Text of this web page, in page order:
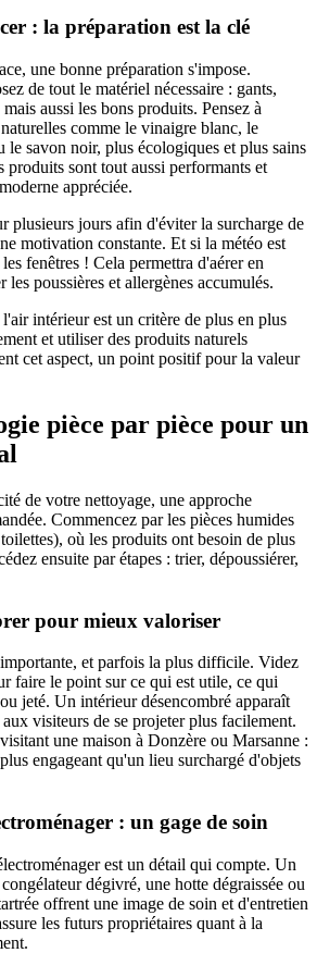
: la préparation est la clé
une bonne préparation s'impose.
de tout le matériel nécessaire : gants,
aussi les bons produits. Pensez à
comme le vinaigre blanc, le
le savon noir, plus écologiques et plus sains
produits sont tout aussi performants et
appréciée.
plusieurs jours afin d'éviter la surcharge de
motivation constante. Et si la météo est
fenêtres ! Cela permettra d'aérer en
les poussières et allergènes accumulés.
intérieur est un critère de plus en plus
et utiliser des produits naturels
cet aspect, un point positif pour la valeur
pièce par pièce pour un
de votre nettoyage, une approche
Commencez par les pièces humides
où les produits ont besoin de plus
ensuite par étapes : trier, dépoussiérer,
pour mieux valoriser
et parfois la plus difficile. Videz
faire le point sur ce qui est utile, ce qui
jeté. Un intérieur désencombré apparaît
visiteurs de se projeter plus facilement.
une maison à Donzère ou Marsanne :
engageant qu'un lieu surchargé d'objets
: un gage de soin
est un détail qui compte. Un
dégivré, une hotte dégraissée ou
offrent une image de soin et d'entretien
les futurs propriétaires quant à la